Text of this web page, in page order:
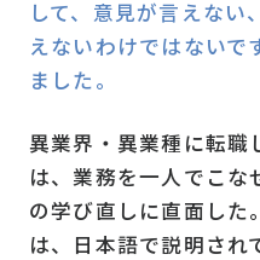
して、意見が言えない
えないわけではないで
ました。
異業界・異業種に転職
は、業務を一人でこな
の学び直しに直面した
は、日本語で説明され